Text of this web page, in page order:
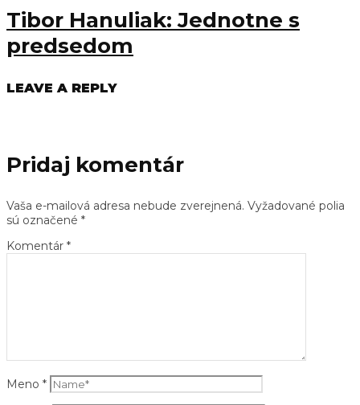
Tibor Hanuliak: Jednotne s
predsedom
LEAVE A REPLY
Pridaj komentár
Vaša e-mailová adresa nebude zverejnená. Vyžadované polia
sú označené *
Komentár *
Meno *